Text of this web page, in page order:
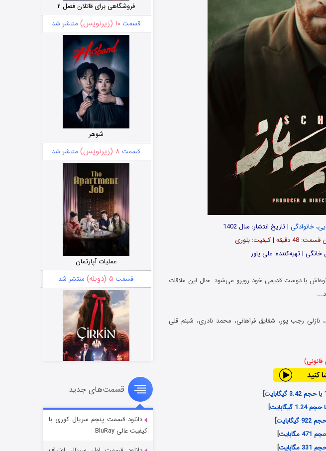
، خانوادگی| تاریخ انتشار: سال 1402
| تهیه‌کننده: علی یاور
با دوست قدیمی خود روبرو می‌شود. حال این ملاقات
رجب پور، شقایق فراهانی، محمد نادری، شبنم قلی
قانونی)
]
]
]
]
]
فروشگاهی برای قاتلان فصل ۲
قسمت۱۰ (زیرنویس) منتشر شد
شوهر
قسمت ۸ (زیرنویس) منتشر شد
عملیات آپارتمان
قسمت ۵ (دوبله) منتشر شد
سریال زشت
قسمت۲ (زیرنویس) منتشر شد
قسمت‌های جدید
دانلود قسمت پنجم سریال کوری با
کیفیت عالی BluRay